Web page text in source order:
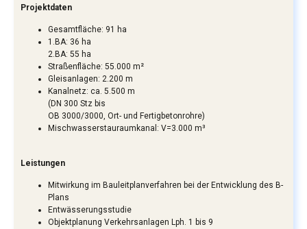
Projektdaten
Gesamtfläche: 91 ha
1.BA: 36 ha
2.BA: 55 ha
Straßenfläche: 55.000 m²
Gleisanlagen: 2.200 m
Kanalnetz: ca. 5.500 m
(DN 300 Stz bis
OB 3000/3000, Ort- und Fertigbetonrohre)
Mischwasserstauraumkanal: V=3.000 m³
Leistungen
Mitwirkung im Bauleitplanverfahren bei der Entwicklung des B-
Plans
Entwässerungsstudie
Objektplanung Verkehrsanlagen Lph. 1 bis 9